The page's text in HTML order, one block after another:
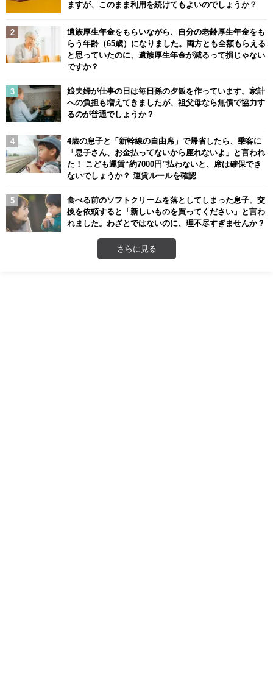
ますが、このまま利用を続けてもよいのでしょうか？
遺族厚生年金をもらいながら、自分の老齢厚生年金をも
らう年齢（65歳）になりました。両方とも全額もらえる
と思っていたのに、遺族厚生年金が減るって損じゃない
ですか？
娘夫婦が仕事の日は毎日孫の夕飯を作っています。家計
への負担も増えてきましたが、祖父母なら無償で協力す
るのが普通でしょうか？
4歳の息子と「新幹線の自由席」で帰省したら、乗客に
「息子さん、お金払ってないから座れないよ」と言われ
た！ こども運賃“約7000円”払わないと、席は確保でき
ないでしょうか？ 運賃ルールを確認
食べる前のソフトクリームを落としてしまった息子。交
換を依頼すると「新しいものを買ってください」と言わ
れました。わざとではないのに、理不尽すぎませんか？
さらに見る